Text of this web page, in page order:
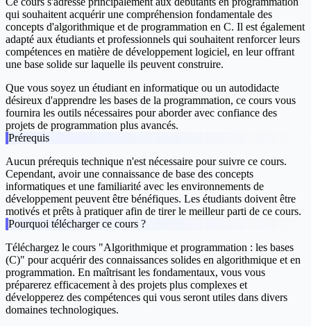
qui souhaitent acquérir une compréhension fondamentale des
concepts d'algorithmique et de programmation en C. Il est également
adapté aux étudiants et professionnels qui souhaitent renforcer leurs
compétences en matière de développement logiciel, en leur offrant
une base solide sur laquelle ils peuvent construire.
Que vous soyez un étudiant en informatique ou un autodidacte
désireux d'apprendre les bases de la programmation, ce cours vous
fournira les outils nécessaires pour aborder avec confiance des
projets de programmation plus avancés.
Prérequis
Aucun prérequis technique n'est nécessaire pour suivre ce cours.
Cependant, avoir une connaissance de base des concepts
informatiques et une familiarité avec les environnements de
développement peuvent être bénéfiques. Les étudiants doivent être
motivés et prêts à pratiquer afin de tirer le meilleur parti de ce cours.
Pourquoi télécharger ce cours ?
Téléchargez le cours "Algorithmique et programmation : les bases
(C)" pour acquérir des connaissances solides en algorithmique et en
programmation. En maîtrisant les fondamentaux, vous vous
préparerez efficacement à des projets plus complexes et
développerez des compétences qui vous seront utiles dans divers
domaines technologiques.